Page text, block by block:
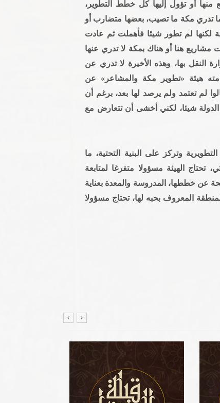
أو تؤول إليها كل خطط التطوير،
تدري مكة ما تصيب، بعضها متضارب أو
لكنها لم تطور شيئا فأهملت ثم عادت
هنا أو هناك بمكة لا تدري عنها
النقل بها، وهذه الأخيرة لا تدري عن
هيئة «تطوير مكة والمشاعر» عن
لم تعتمد ولم يرصد لها بعد، برغم أن
شيئا، لكني أخشى أن تتعارض مع
وتركز على البنية التحتية، ما
تحتاج الهيئة مسؤولا متفرغا لمتابعة
عن خططها، المدروسة والمعدة بعناية
المعروف بحبه لها، تحتاج مسؤولا